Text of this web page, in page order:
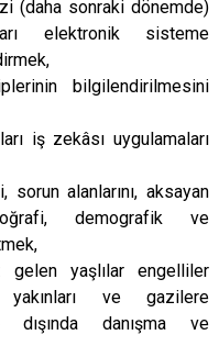
(daha sonraki dönemde)
elektronik sisteme
bilgilendirilmesini
iş zekâsı uygulamaları
alanlarını, aksayan
demografik ve
gelen yaşlılar engelliler
ve gazilere
dışında danışma ve